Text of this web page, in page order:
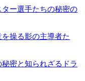
ター選手たちの秘密の
を操る影の主導者た
秘密と知られざるドラ